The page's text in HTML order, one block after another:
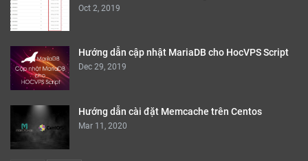
Oct 2, 2019
Hướng dẫn cập nhật MariaDB cho HocVPS Script
Dec 29, 2019
Hướng dẫn cài đặt Memcache trên Centos
Mar 11, 2020